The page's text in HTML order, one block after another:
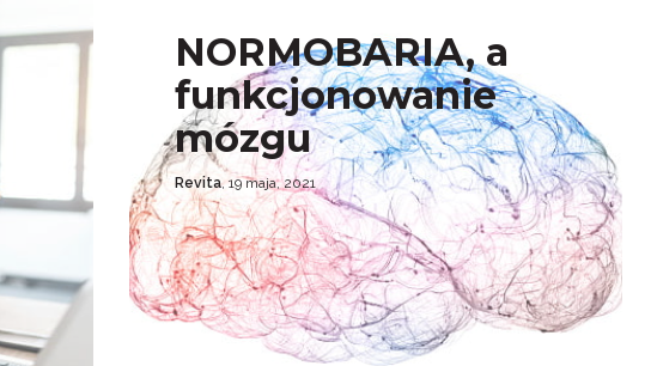
NORMOBARIA, a
funkcjonowanie
mózgu
Revita, 19 maja, 2021